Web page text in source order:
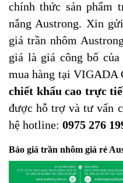
chính thức sản phẩm
nắng Austrong. Xin
giá trần nhôm
giá là giá công bố
mua hàng tại VIGADA
chiết khấu cao trực
được hỗ trợ và tư vấn
hệ hotline: 0975 276
Báo giá trần nhôm giá rẻ